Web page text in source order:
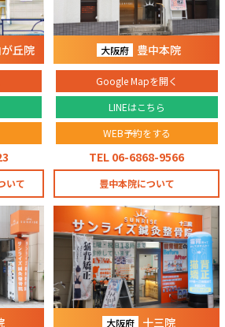
丘院
いて
大阪府 豊中本院
Google Mapを開く
LINEはこちら
WEB予約をする
TEL 06-6868-9566
豊中本院について
大阪府 十三院